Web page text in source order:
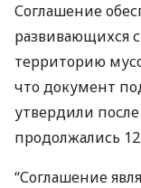
Соглашение
развивающихся
территорию
что документ
утвердили
продолжались
“Соглашение